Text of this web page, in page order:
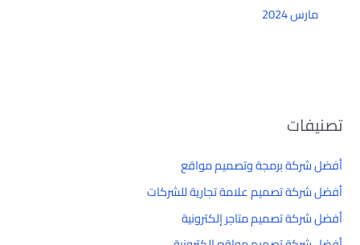
مارس 2024
تصنيفات
أفضل شركة برمجة وتصميم مواقع
أفضل شركة تصميم علامة تجارية للشركات
أفضل شركة تصميم متاجر إلكترونية